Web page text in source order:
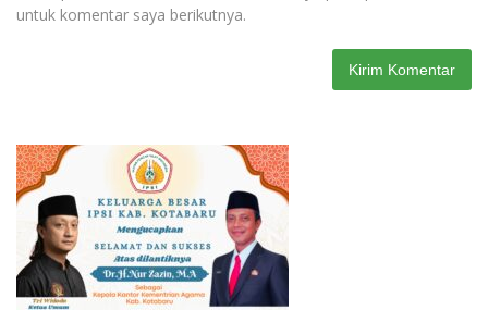
untuk komentar saya berikutnya.